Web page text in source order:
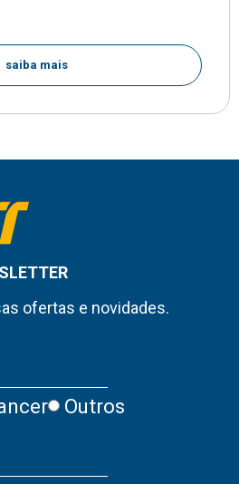
saiba mais
ofertas e novidades.
Outros